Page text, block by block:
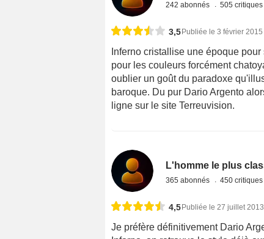
242 abonnés 505 critiques
3,5 Publiée le 3 février 2015
Inferno cristallise une époque
pour les couleurs forcément
oublier un goût du paradoxe
baroque. Du pur Dario Argento
ligne sur le site Terreuvision.
L'homme le plus
365 abonnés 450 critiques
4,5 Publiée le 27 juillet 2013
Je préfère définitivement Dario